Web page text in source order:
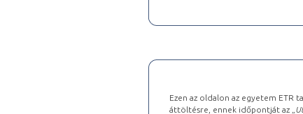
Ezen az oldalon az egyetem ETR
áttöltésre, ennek időpontját az „